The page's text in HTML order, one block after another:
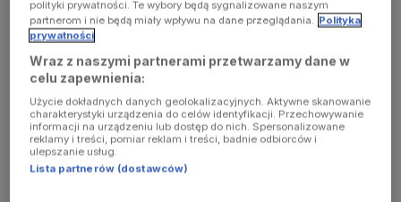
browser
console for
more
information)
polityki prywatności. Te wybory będą sygnalizowane naszym
partnerom i nie będą miały wpływu na dane przeglądania. Polityka
prywatności
Wraz z naszymi partnerami przetwarzamy dane w
celu zapewnienia:
Użycie dokładnych danych geolokalizacyjnych. Aktywne skanowanie
charakterystyki urządzenia do celów identyfikacji. Przechowywanie
informacji na urządzeniu lub dostęp do nich. Spersonalizowane
reklamy i treści, pomiar reklam i treści, badnie odbiorców i
ulepszanie usług.
Lista partnerów (dostawców)